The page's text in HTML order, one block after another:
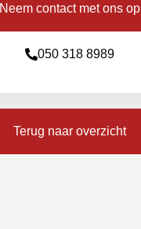
Neem contact met ons op
050 318 8989
Terug naar overzicht